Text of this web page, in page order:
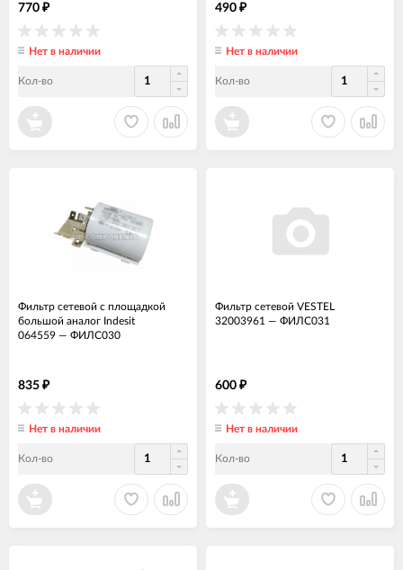
770 ₽
Нет в наличии
Кол-во
490 ₽
Нет в наличии
Кол-во
Фильтр сетевой с площадкой
большой аналог Indesit
064559 — ФИЛС030
835 ₽
Нет в наличии
Кол-во
Фильтр сетевой VESTEL
32003961 — ФИЛС031
600 ₽
Нет в наличии
Кол-во